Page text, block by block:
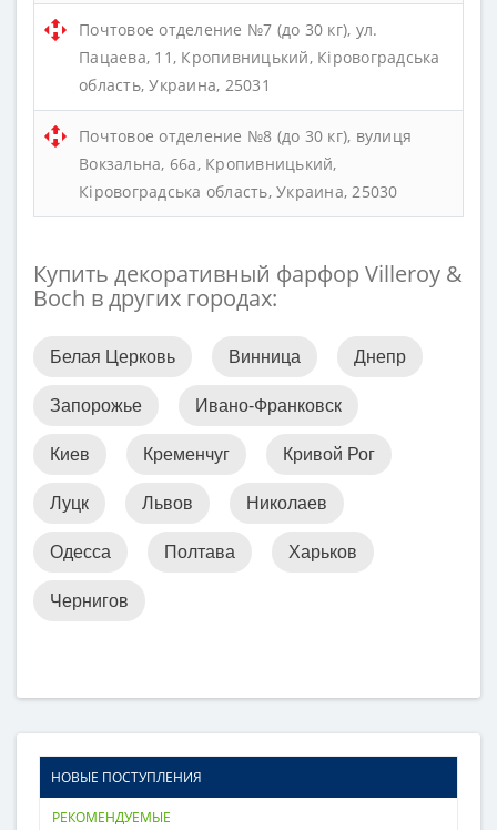
Почтовое отделение №7 (до 30 кг), ул.
Пацаева, 11, Кропивницький, Кіровоградська
область, Украина, 25031
Почтовое отделение №8 (до 30 кг), вулиця
Вокзальна, 66а, Кропивницький,
Кіровоградська область, Украина, 25030
Купить декоративный фарфор Villeroy &
Boch в других городах:
Белая Церковь Винница Днепр
Запорожье Ивано-Франковск
Киев Кременчуг Кривой Рог
Луцк Львов Николаев
Одесса Полтава Харьков
Чернигов
НОВЫЕ ПОСТУПЛЕНИЯ
РЕКОМЕНДУЕМЫЕ